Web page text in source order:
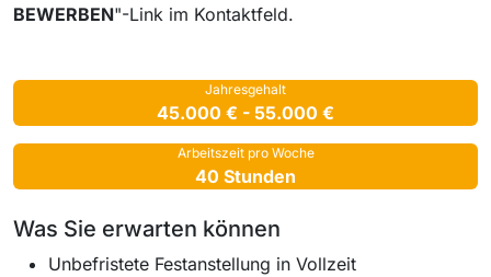
BEWERBEN"-Link im Kontaktfeld.
Jahresgehalt
45.000 € - 55.000 €
Arbeitszeit pro Woche
40 Stunden
Was Sie erwarten können
Unbefristete Festanstellung in Vollzeit